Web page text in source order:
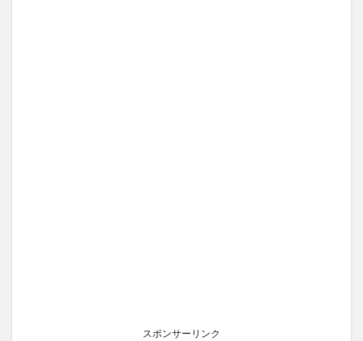
スポンサーリンク